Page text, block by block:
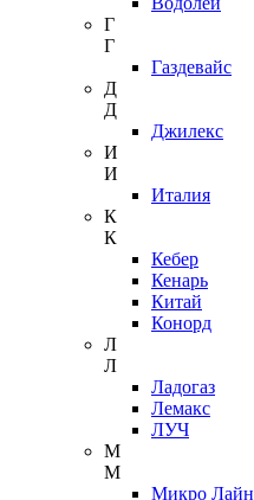
Г
Г
Газдевайс
Д
Д
Джилекс
И
И
Италия
К
К
Кебер
Кенарь
Китай
Конорд
Л
Л
Ладогаз
Лемакс
ЛУЧ
М
М
Микро Лайн